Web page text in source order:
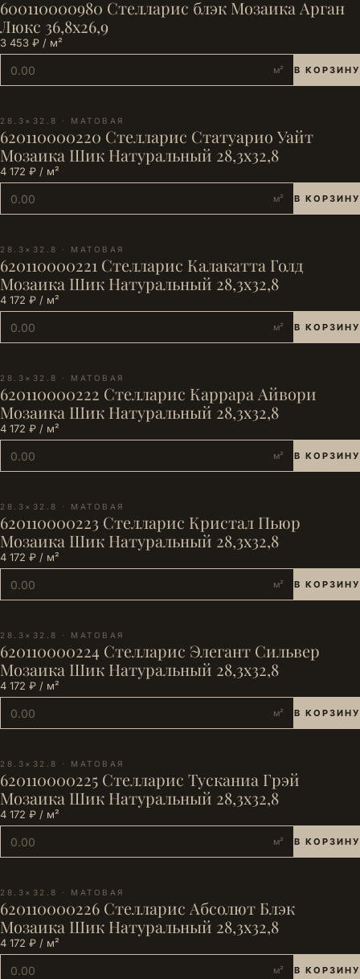
600110000980 Стелларис блэк Мозаика Арган
Люкс 36,8х26,9
3 453 ₽ / м²
м² В КОРЗИНУ
28.3×32.8 · МАТОВАЯ
620110000220 Стелларис Статуарио Уайт
Мозаика Шик Натуральный 28,3х32,8
4 172 ₽ / м²
м² В КОРЗИНУ
28.3×32.8 · МАТОВАЯ
620110000221 Стелларис Калакатта Голд
Мозаика Шик Натуральный 28,3х32,8
4 172 ₽ / м²
м² В КОРЗИНУ
28.3×32.8 · МАТОВАЯ
620110000222 Стелларис Каррара Айвори
Мозаика Шик Натуральный 28,3х32,8
4 172 ₽ / м²
м² В КОРЗИНУ
28.3×32.8 · МАТОВАЯ
620110000223 Стелларис Кристал Пьюр
Мозаика Шик Натуральный 28,3х32,8
4 172 ₽ / м²
м² В КОРЗИНУ
28.3×32.8 · МАТОВАЯ
620110000224 Стелларис Элегант Сильвер
Мозаика Шик Натуральный 28,3х32,8
4 172 ₽ / м²
м² В КОРЗИНУ
28.3×32.8 · МАТОВАЯ
620110000225 Стелларис Тусканиа Грэй
Мозаика Шик Натуральный 28,3х32,8
4 172 ₽ / м²
м² В КОРЗИНУ
28.3×32.8 · МАТОВАЯ
620110000226 Стелларис Абсолют Блэк
Мозаика Шик Натуральный 28,3х32,8
4 172 ₽ / м²
м² В КОРЗИНУ